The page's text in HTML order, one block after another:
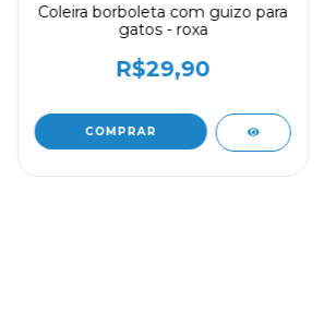
Coleira borboleta com guizo para
gatos - roxa
R$29,90